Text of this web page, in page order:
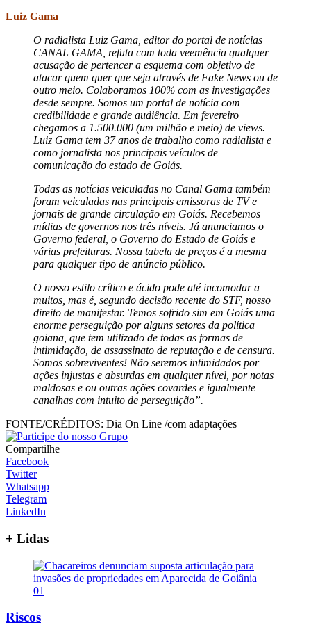
Luiz Gama
O radialista Luiz Gama, editor do portal de notícias
CANAL GAMA, refuta com toda veemência qualquer
acusação de pertencer a esquema com objetivo de
atacar quem quer que seja através de Fake News ou de
outro meio. Colaboramos 100% com as investigações
desde sempre. Somos um portal de notícia com
credibilidade e grande audiência. Em fevereiro
chegamos a 1.500.000 (um milhão e meio) de views.
Luiz Gama tem 37 anos de trabalho como radialista e
como jornalista nos principais veículos de
comunicação do estado de Goiás.
Todas as notícias veiculadas no Canal Gama também
foram veiculadas nas principais emissoras de TV e
jornais de grande circulação em Goiás. Recebemos
mídias de governos nos três níveis. Já anunciamos o
Governo federal, o Governo do Estado de Goiás e
várias prefeituras. Nossa tabela de preços é a mesma
para qualquer tipo de anúncio público.
O nosso estilo crítico e ácido pode até incomodar a
muitos, mas é, segundo decisão recente do STF, nosso
direito de manifestar. Temos sofrido sim em Goiás uma
enorme perseguição por alguns setores da política
goiana, que tem utilizado de todas as formas de
intimidação, de assassinato de reputação e de censura.
Somos sobreviventes! Não seremos intimidados por
ações injustas e absurdas em qualquer nível, por notas
maldosas e ou outras ações covardes e igualmente
canalhas com intuito de perseguição”.
FONTE/CRÉDITOS: Dia On Line /com adaptações
Compartilhe
Facebook
Twitter
Whatsapp
Telegram
LinkedIn
+ Lidas
01
Riscos